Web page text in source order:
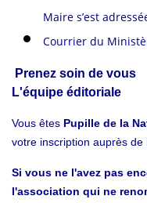
Maire s’est
Courrier du
Prenez soin de vous
L'équipe éditoriale
Vous êtes Pupille de la
votre inscription auprès de
Si vous ne l'avez pas
l'association qui ne